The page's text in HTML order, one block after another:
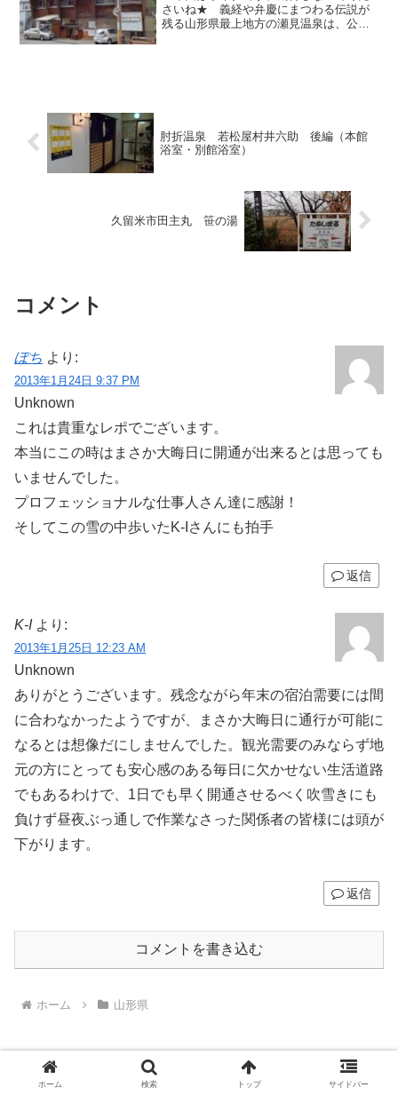
さいね★ 義経や弁慶にまつわる伝説が
残る山形県最上地方の瀬見温泉は、公衆
肘折温泉 若松屋村井六助 後編（本館
浴室・別館浴室）
久留米市田主丸 笹の湯
コメント
ぽち より:
2013年1月24日 9:37 PM
Unknown
これは貴重なレポでございます。
本当にこの時はまさか大晦日に開通が出来るとは思っても
いませんでした。
プロフェッショナルな仕事人さん達に感謝！
そしてこの雪の中歩いたK-Iさんにも拍手
返信
K-I より:
2013年1月25日 12:23 AM
Unknown
ありがとうございます。残念ながら年末の宿泊需要には間
に合わなかったようですが、まさか大晦日に通行が可能に
なるとは想像だにしませんでした。観光需要のみならず地
元の方にとっても安心感のある毎日に欠かせない生活道路
でもあるわけで、1日でも早く開通させるべく吹雪きにも
負けず昼夜ぶっ通しで作業なさった関係者の皆様には頭が
下がります。
返信
コメントを書き込む
ホーム 山形県
ホーム 検索 トップ サイドバー